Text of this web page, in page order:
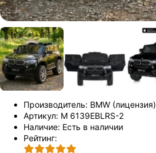
Производитель: BMW (лицензия)
Артикул: M 6139EBLRS-2
Наличие: Есть в наличии
Рейтинг: